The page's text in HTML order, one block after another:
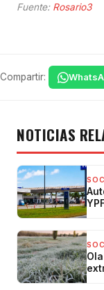
Fuente: Rosario3
Compartir:
NOTICIAS